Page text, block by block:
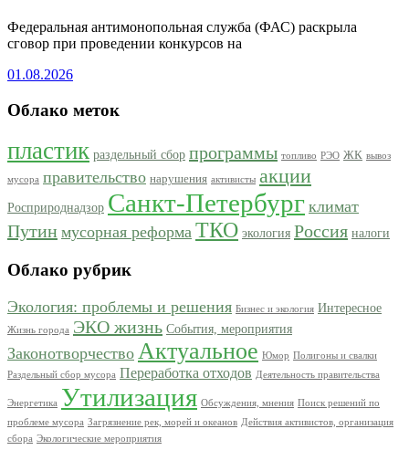
Федеральная антимонопольная служба (ФАС) раскрыла
сговор при проведении конкурсов на
01.08.2026
Облако меток
пластик раздельный сбор программы топливо РЭО ЖК вывоз
мусора правительство нарушения активисты акции
Росприроднадзор Санкт-Петербург климат
Путин мусорная реформа ТКО экология Россия налоги
Облако рубрик
Экология: проблемы и решения Бизнес и экология Интересное
Жизнь города ЭКО жизнь События, мероприятия
Законотворчество Актуальное Юмор Полигоны и свалки
Раздельный сбор мусора Переработка отходов Деятельность правительства
Энергетика Утилизация Обсуждения, мнения Поиск решений по
проблеме мусора Загрязнение рек, морей и океанов Действия активистов, организация
сбора Экологические мероприятия